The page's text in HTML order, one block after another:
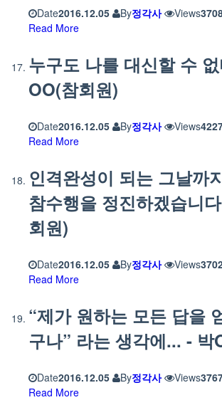
Date2016.12.05 By정각사 Views
Read More
누구도 나를 대신할 수
OO(참회원)
Date2016.12.05 By정각사 Views
Read More
인격완성이 되는 그날까
참수행을 정진하겠습니
회원)
Date2016.12.05 By정각사 Views
Read More
“제가 원하는 모든 답을
구나” 라는 생각에... - 박
Date2016.12.05 By정각사 Views
Read More